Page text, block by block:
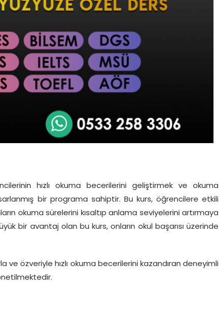
hızlı okuma becerilerini geliştirmek ve okuma
bir programa sahiptir. Bu kurs, öğrencilere etkili
okuma sürelerini kısaltıp anlama seviyelerini artırmaya
bir avantaj olan bu kurs, onların okul başarısı üzerinde
ve özveriyle hızlı okuma becerilerini kazandıran deneyimli